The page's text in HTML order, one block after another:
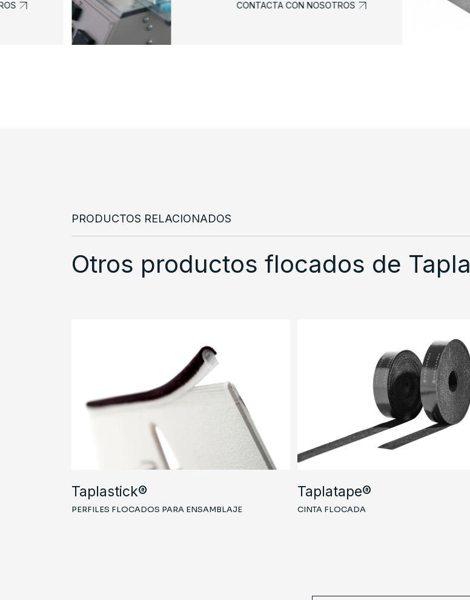
CONTACTA CON NOSOTROS
PRODUCTOS RELACIONADOS
Otros productos flocados de Tapla
Taplastick®
PERFILES FLOCADOS PARA ENSAMBLAJE
Taplatape®
CINTA FLOCADA